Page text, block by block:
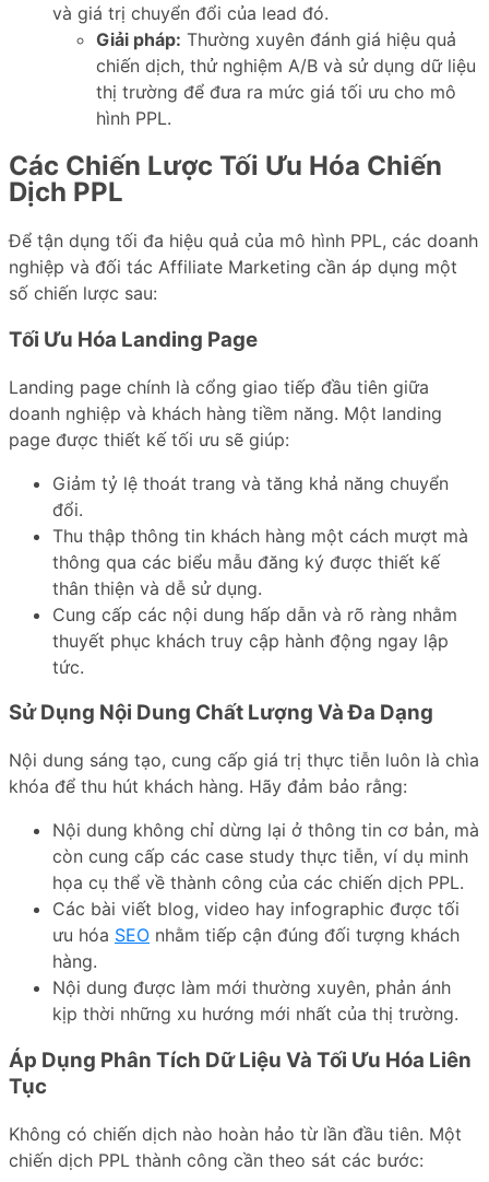
và giá trị chuyển đổi của lead đó.
Giải pháp: Thường xuyên đánh giá hiệu quả
chiến dịch, thử nghiệm A/B và sử dụng dữ liệu
thị trường để đưa ra mức giá tối ưu cho mô
hình PPL.
Các Chiến Lược Tối Ưu Hóa Chiến
Dịch PPL
Để tận dụng tối đa hiệu quả của mô hình PPL, các doanh
nghiệp và đối tác Affiliate Marketing cần áp dụng một
số chiến lược sau:
Tối Ưu Hóa Landing Page
Landing page chính là cổng giao tiếp đầu tiên giữa
doanh nghiệp và khách hàng tiềm năng. Một landing
page được thiết kế tối ưu sẽ giúp:
Giảm tỷ lệ thoát trang và tăng khả năng chuyển
đổi.
Thu thập thông tin khách hàng một cách mượt mà
thông qua các biểu mẫu đăng ký được thiết kế
thân thiện và dễ sử dụng.
Cung cấp các nội dung hấp dẫn và rõ ràng nhằm
thuyết phục khách truy cập hành động ngay lập
tức.
Sử Dụng Nội Dung Chất Lượng Và Đa Dạng
Nội dung sáng tạo, cung cấp giá trị thực tiễn luôn là chìa
khóa để thu hút khách hàng. Hãy đảm bảo rằng:
Nội dung không chỉ dừng lại ở thông tin cơ bản, mà
còn cung cấp các case study thực tiễn, ví dụ minh
họa cụ thể về thành công của các chiến dịch PPL.
Các bài viết blog, video hay infographic được tối
ưu hóa SEO nhằm tiếp cận đúng đối tượng khách
hàng.
Nội dung được làm mới thường xuyên, phản ánh
kịp thời những xu hướng mới nhất của thị trường.
Áp Dụng Phân Tích Dữ Liệu Và Tối Ưu Hóa Liên
Tục
Không có chiến dịch nào hoàn hảo từ lần đầu tiên. Một
chiến dịch PPL thành công cần theo sát các bước: